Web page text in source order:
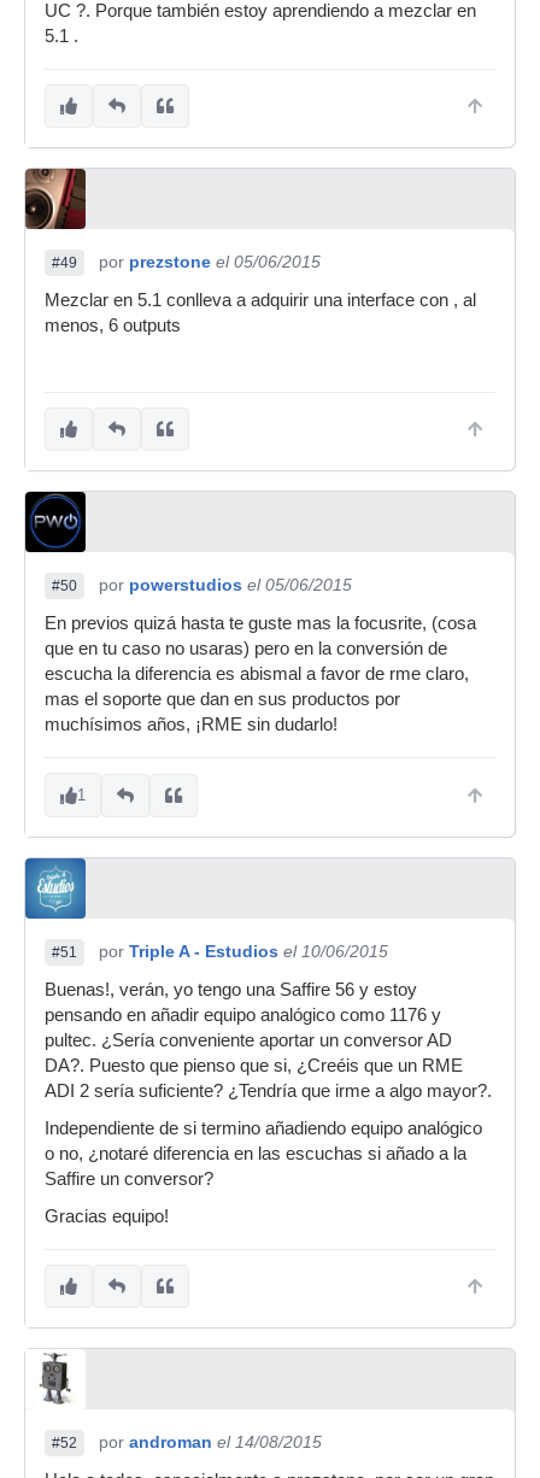
UC ?. Porque también estoy aprendiendo a mezclar en
5.1 .
#49 por prezstone el 05/06/2015
Mezclar en 5.1 conlleva a adquirir una interface con , al
menos, 6 outputs
#50 por powerstudios el 05/06/2015
En previos quizá hasta te guste mas la focusrite, (cosa
que en tu caso no usaras) pero en la conversión de
escucha la diferencia es abismal a favor de rme claro,
mas el soporte que dan en sus productos por
muchísimos años, ¡RME sin dudarlo!
1
#51 por Triple A - Estudios el 10/06/2015
Buenas!, verán, yo tengo una Saffire 56 y estoy
pensando en añadir equipo analógico como 1176 y
pultec. ¿Sería conveniente aportar un conversor AD
DA?. Puesto que pienso que si, ¿Creéis que un RME
ADI 2 sería suficiente? ¿Tendría que irme a algo mayor?.
Independiente de si termino añadiendo equipo analógico
o no, ¿notaré diferencia en las escuchas si añado a la
Saffire un conversor?
Gracias equipo!
#52 por androman el 14/08/2015